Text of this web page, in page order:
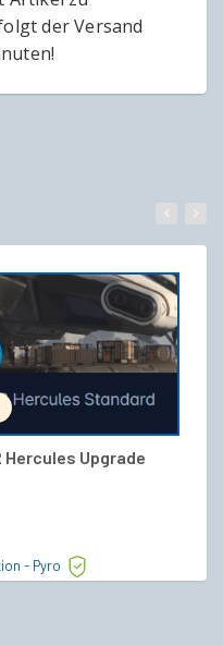
der Versand
Hercules Upgrade
IN DEN WARENKORB
- Pyro